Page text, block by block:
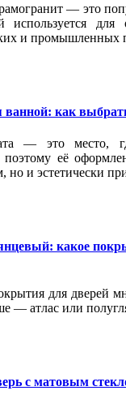
— это
используется
и промышленных
ванной: как
— это место,
поэтому её
но и эстетически
какое
для дверей
— атлас или
с матовым